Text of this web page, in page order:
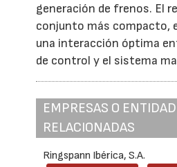
generación de frenos. El
conjunto más compacto,
una interacción óptima
de control y el sistema
EMPRESAS O
RELACIONADAS
Ringspann Ibérica, S.A.